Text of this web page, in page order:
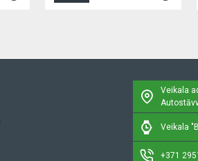
Veikala
Veikala
+371